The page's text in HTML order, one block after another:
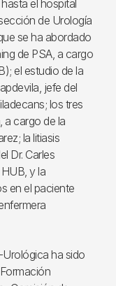
el hospital
de Urología
se ha abordado
de PSA, a cargo
el estudio de la
jefe del
los tres
a cargo de la
la litiasis
Dr. Carles
y la
en el paciente
Urológica ha sido